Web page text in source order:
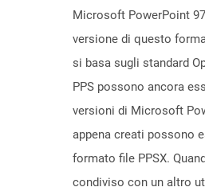
Microsoft PowerPoint
versione di questo
si basa sugli standard
PPS possono ancora
versioni di Microsoft
appena creati possono
formato file PPSX.
condiviso con un altro